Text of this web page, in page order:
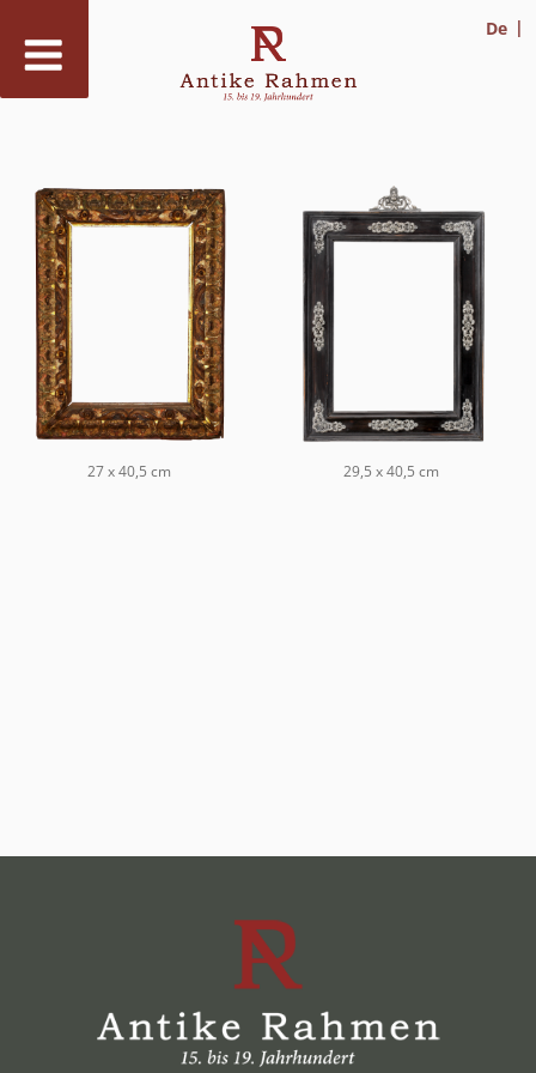
Zum
Inhalt
springen
De
27 x 40,5 cm 29,5 x 40,5 cm